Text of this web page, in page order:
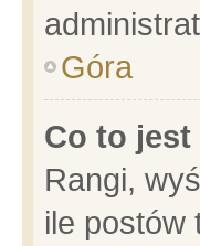
Góra
Co to
Rangi,
ile postów